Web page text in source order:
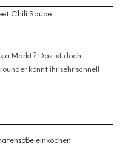
Markt? Das ist doch
könnt ihr sehr schnell